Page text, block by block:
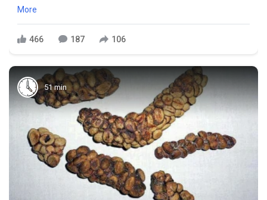
More
466 187 106
51 min